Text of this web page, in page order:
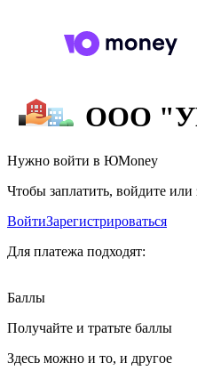
ООО
Нужно войти в ЮMoney
Чтобы заплатить, войдите
ВойтиЗарегистрироваться
Для платежа подходят:
Баллы
Получайте и тратьте баллы
Здесь можно и то, и другое